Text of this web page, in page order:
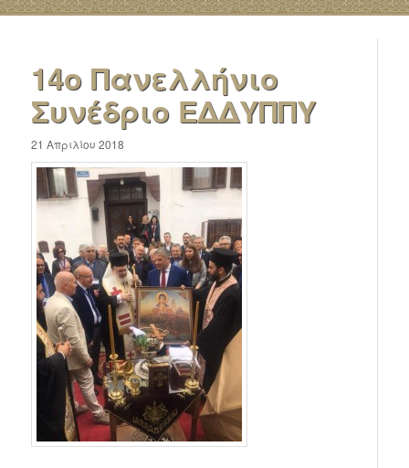
14ο Πανελλήνιο
Συνέδριο ΕΔΔΥΠΠΥ
21 Απριλίου 2018